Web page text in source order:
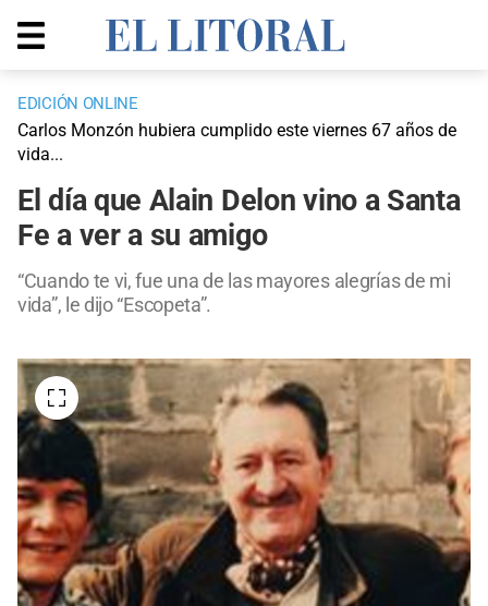
EDICIÓN ONLINE
Carlos Monzón hubiera cumplido este viernes 67 años de
vida...
El día que Alain Delon vino a Santa
Fe a ver a su amigo
“Cuando te vi, fue una de las mayores alegrías de mi
vida”, le dijo “Escopeta”.